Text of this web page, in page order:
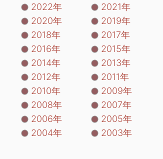
2022年
2021年
2020年
2019年
2018年
2017年
2016年
2015年
2014年
2013年
2012年
2011年
2010年
2009年
2008年
2007年
2006年
2005年
2004年
2003年